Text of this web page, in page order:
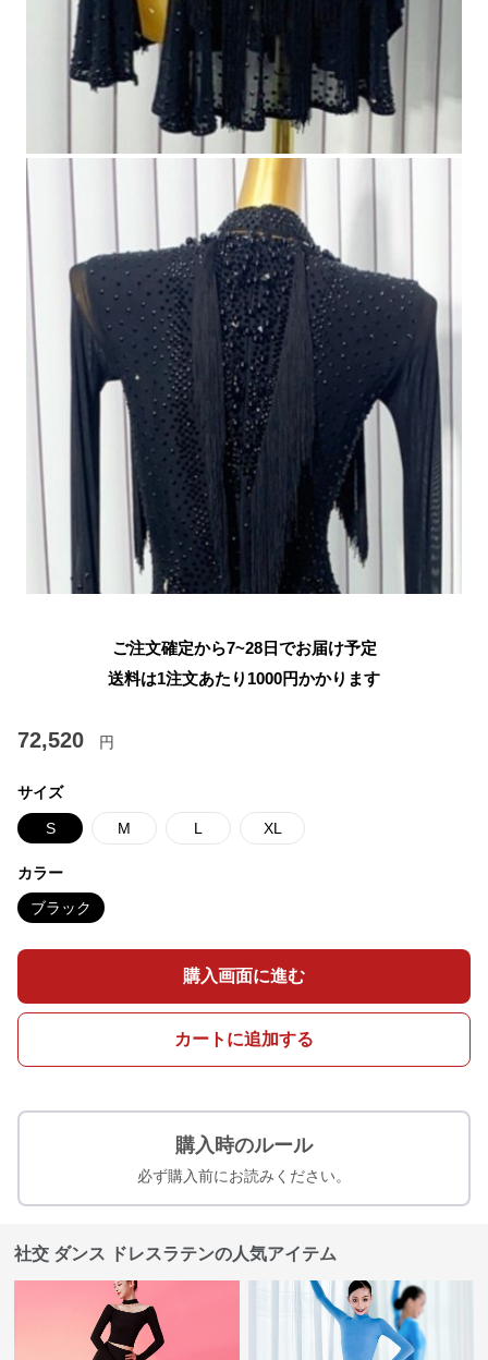
ご注文確定から7~28日でお届け予定
送料は1注文あたり 1000円かかります
72,520 円
サイズ
S M L XL
カラー
ブラック
購入画面に進む
カートに追加する
購入時のルール
必ず購入前にお読みください。
社交 ダンス ドレスラテンの人気アイテム